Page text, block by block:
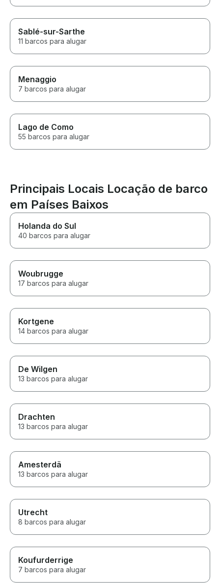
Sablé-sur-Sarthe
11 barcos para alugar
Menaggio
7 barcos para alugar
Lago de Como
55 barcos para alugar
Principais Locais Locação de barco
em Países Baixos
Holanda do Sul
40 barcos para alugar
Woubrugge
17 barcos para alugar
Kortgene
14 barcos para alugar
De Wilgen
13 barcos para alugar
Drachten
13 barcos para alugar
Amesterdã
13 barcos para alugar
Utrecht
8 barcos para alugar
Koufurderrige
7 barcos para alugar